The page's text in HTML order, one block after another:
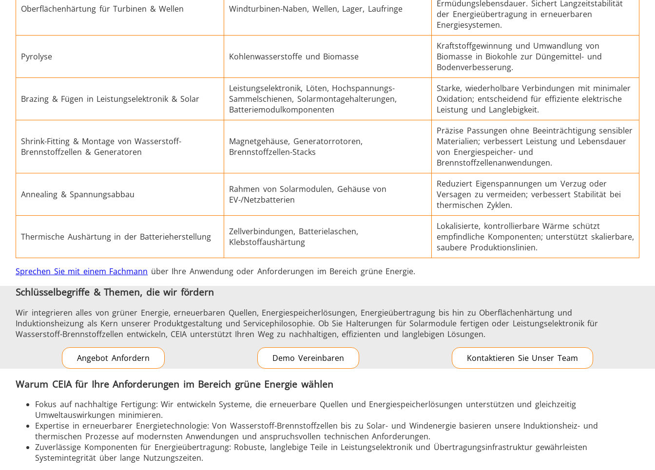
Serie SH Heizkopf Induktionsspulen
Draht- und Kabelproduktion
Grüne Energie Halbleiter Luft- und Raumfahrt
Metallwerkzeuge Rechenzentren & KI Rohr- und Leitungsproduktion
Oberflächenhärtung für Turbinen & Wellen Windturbinen-Naben, Wellen, Lager, Laufringe
Ermüdungslebensdauer. Sichert Langzeitstabilität
der Energieübertragung in erneuerbaren
Energiesystemen.
Pyrolyse Kohlenwasserstoffe und Biomasse
Kraftstoffgewinnung und Umwandlung von
Biomasse in Biokohle zur Düngemittel- und
Bodenverbesserung.
Brazing & Fügen in Leistungselektronik & Solar
Leistungselektronik, Löten, Hochspannungs-
Sammelschienen, Solarmontagehalterungen,
Batteriemodulkomponenten
Starke, wiederholbare Verbindungen mit minimaler
Oxidation; entscheidend für effiziente elektrische
Leistung und Langlebigkeit.
Shrink-Fitting & Montage von Wasserstoff-
Brennstoffzellen & Generatoren
Magnetgehäuse, Generatorrotoren,
Brennstoffzellen-Stacks
Präzise Passungen ohne Beeinträchtigung sensibler
Materialien; verbessert Leistung und Lebensdauer
von Energiespeicher- und
Brennstoffzellenanwendungen.
Annealing & Spannungsabbau
Rahmen von Solarmodulen, Gehäuse von
EV-/Netzbatterien
Reduziert Eigenspannungen um Verzug oder
Versagen zu vermeiden; verbessert Stabilität bei
thermischen Zyklen.
Thermische Aushärtung in der Batterieherstellung
Zellverbindungen, Batterielaschen,
Klebstoffaushärtung
Lokalisierte, kontrollierbare Wärme schützt
empfindliche Komponenten; unterstützt skalierbare,
saubere Produktionslinien.
Sprechen Sie mit einem Fachmann über Ihre Anwendung oder Anforderungen im Bereich grüne Energie.
Schlüsselbegriffe & Themen, die wir fördern
Wir integrieren alles von grüner Energie, erneuerbaren Quellen, Energiespeicherlösungen, Energieübertragung bis hin zu Oberflächenhärtung und
Induktionsheizung als Kern unserer Produktgestaltung und Servicephilosophie. Ob Sie Halterungen für Solarmodule fertigen oder Leistungselektronik für
Wasserstoff-Brennstoffzellen entwickeln, CEIA unterstützt Ihren Weg zu nachhaltigen, effizienten und langlebigen Lösungen.
Angebot Anfordern Demo Vereinbaren Kontaktieren Sie Unser Team
Warum CEIA für Ihre Anforderungen im Bereich grüne Energie wählen
Fokus auf nachhaltige Fertigung: Wir entwickeln Systeme, die erneuerbare Quellen und Energiespeicherlösungen unterstützen und gleichzeitig
Umweltauswirkungen minimieren.
Expertise in erneuerbarer Energietechnologie: Von Wasserstoff-Brennstoffzellen bis zu Solar- und Windenergie basieren unsere Induktionsheiz- und
thermischen Prozesse auf modernsten Anwendungen und anspruchsvollen technischen Anforderungen.
Zuverlässige Komponenten für Energieübertragung: Robuste, langlebige Teile in Leistungselektronik und Übertragungsinfrastruktur gewährleisten
Systemintegrität über lange Nutzungszeiten.